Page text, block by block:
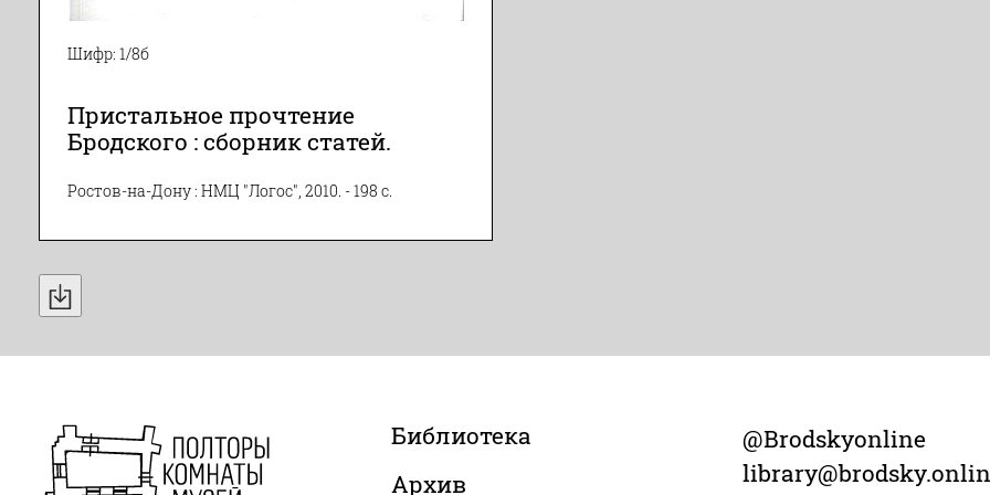
Шифр: 1/8б
Пристальное прочтение
Бродского : сборник статей.
Ростов-на-Дону : НМЦ "Логос", 2010. - 198 с.
Библиотека
Архив
@Brodskyonline